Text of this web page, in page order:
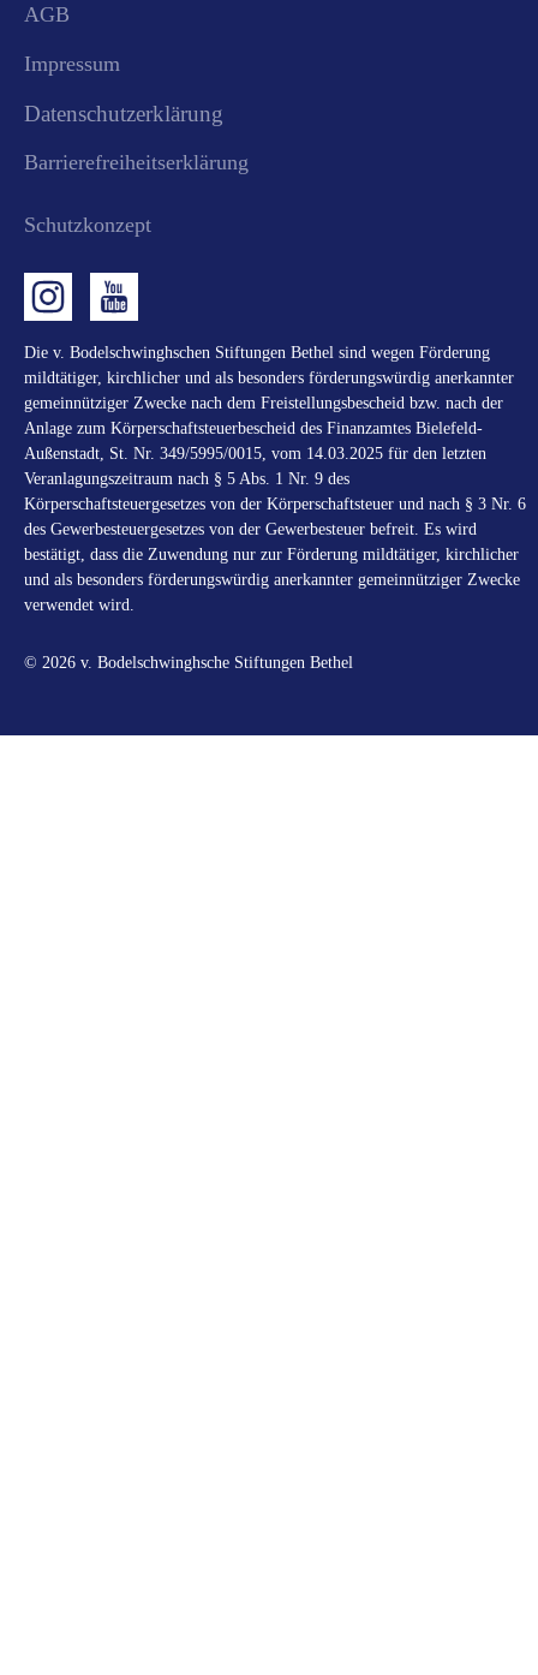
AGB
Impressum
Datenschutzerklärung
Barrierefreiheitserklärung
Schutzkonzept
Die v. Bodelschwinghschen Stiftungen Bethel sind wegen Förderung
mildtätiger, kirchlicher und als besonders förderungswürdig anerkannter
gemeinnütziger Zwecke nach dem Freistellungsbescheid bzw. nach der
Anlage zum Körperschaftsteuerbescheid des Finanzamtes Bielefeld-
Außenstadt, St. Nr. 349/5995/0015, vom 14.03.2025 für den letzten
Veranlagungszeitraum nach § 5 Abs. 1 Nr. 9 des
Körperschaftsteuergesetzes von der Körperschaftsteuer und nach § 3 Nr. 6
des Gewerbesteuergesetzes von der Gewerbesteuer befreit. Es wird
bestätigt, dass die Zuwendung nur zur Förderung mildtätiger, kirchlicher
und als besonders förderungswürdig anerkannter gemeinnütziger Zwecke
verwendet wird.
© 2026 v. Bodelschwinghsche Stiftungen Bethel